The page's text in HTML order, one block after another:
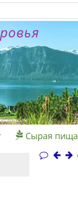
Сырая пища